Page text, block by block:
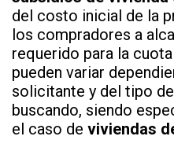
del costo inicial de la
los compradores a
requerido para la
pueden variar
solicitante y del tipo
buscando, siendo
el caso de viviendas